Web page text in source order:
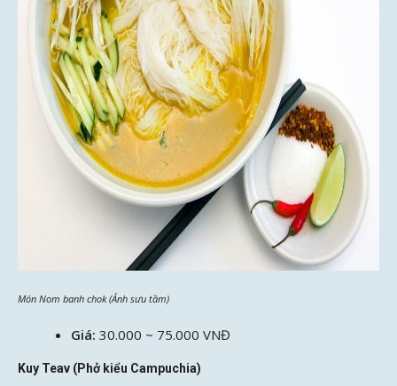
Món Nom banh chok (Ảnh sưu tầm)
Giá: 30.000 ~ 75.000 VNĐ
Kuy Teav (Phở kiểu Campuchia)